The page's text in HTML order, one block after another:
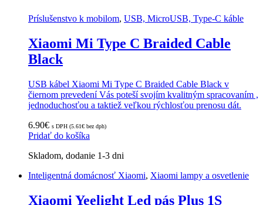
Príslušenstvo k mobilom, USB, MicroUSB, Type-C káble
Xiaomi Mi Type C Braided Cable
Black
USB kábel Xiaomi Mi Type C Braided Cable Black v
čiernom prevedení Vás poteší svojím kvalitným spracovaním ,
jednoduchosťou a taktiež veľkou rýchlosťou prenosu dát.
6.90€ s DPH (5.61€ bez dph)
Pridať do košíka
Skladom, dodanie 1-3 dni
Inteligentná domácnosť Xiaomi, Xiaomi lampy a osvetlenie
Xiaomi Yeelight Led pás Plus 1S